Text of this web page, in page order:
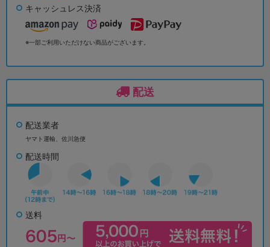
キャッシュレス決済
※一部ご利用いただけない商品がございます。
配送
配送業者
ヤマト運輸、佐川急便
配送時間
送料